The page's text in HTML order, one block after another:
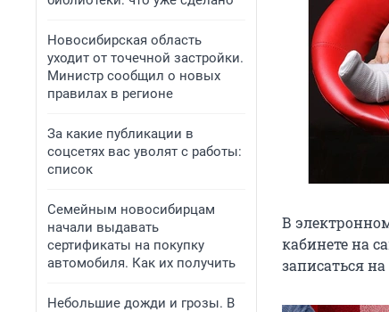
Новосибирская область
уходит от точечной застройки.
Министр сообщил о новых
правилах в регионе
За какие публикации в
соцсетях вас уволят с работы:
список
Семейным новосибирцам
начали выдавать
сертификаты на покупку
автомобиля. Как их получить
Небольшие дожди и грозы. В
В
кабинете на
записаться